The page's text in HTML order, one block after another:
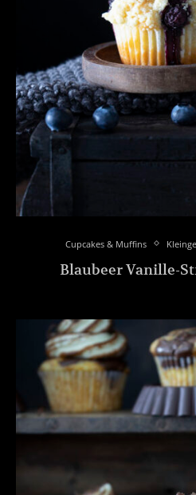
Cupcakes & Muffins
Blaubeer Vanille-